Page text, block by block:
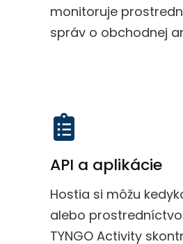
monitoruje
správ o obchodnej
API a aplikácie
Hostia si môžu
alebo
TYNGO Activity